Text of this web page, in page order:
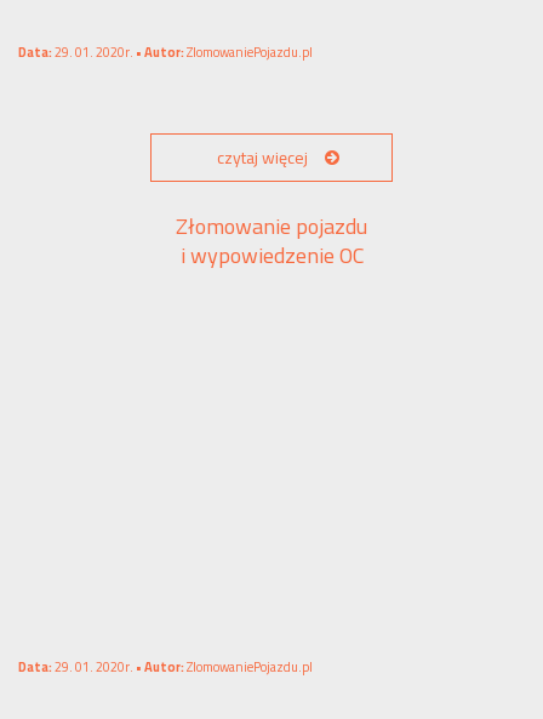
Data:29. 01. 2020r. •Autor:ZlomowaniePojazdu.pl
czytaj więcej
Złomowanie pojazdu
i wypowiedzenie OC
Data:29. 01. 2020r. •Autor:ZlomowaniePojazdu.pl